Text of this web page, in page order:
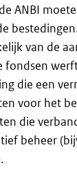
ANBI
van de
fondsen
die een
voor het
die
beheer